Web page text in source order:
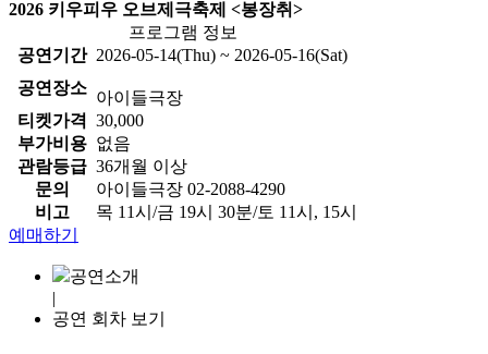
2026 키우피우 오브제극축제 <봉장취>
프로그램 정보
공연기간 2026-05-14(Thu) ~ 2026-05-16(Sat)
공연장소
아이들극장
티켓가격 30,000
부가비용 없음
관람등급 36개월 이상
문의
아이들극장 02-2088-4290
비고
목 11시/금 19시 30분/토 11시, 15시
예매하기
공연소개
|
공연 회차 보기